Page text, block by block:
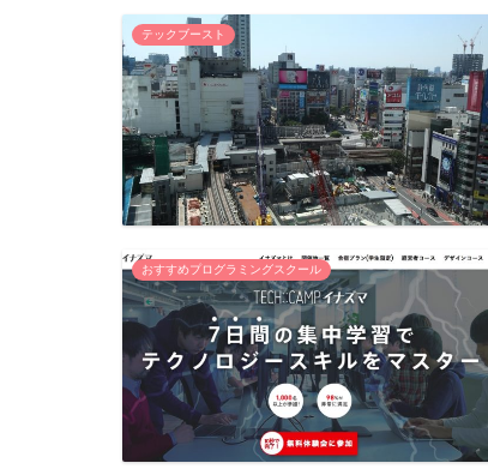
テックブースト
おすすめプログラミングスクール